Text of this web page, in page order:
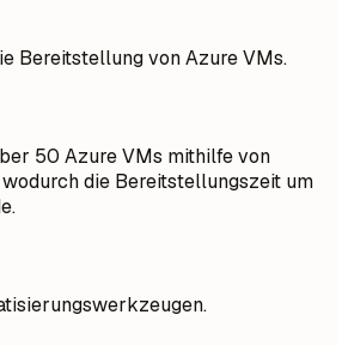
Bereitstellung von Azure VMs.
50 Azure VMs mithilfe von
die Bereitstellungszeit um